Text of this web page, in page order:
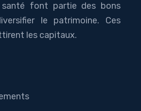
santé font partie des bons
le patrimoine. Ces
les capitaux.